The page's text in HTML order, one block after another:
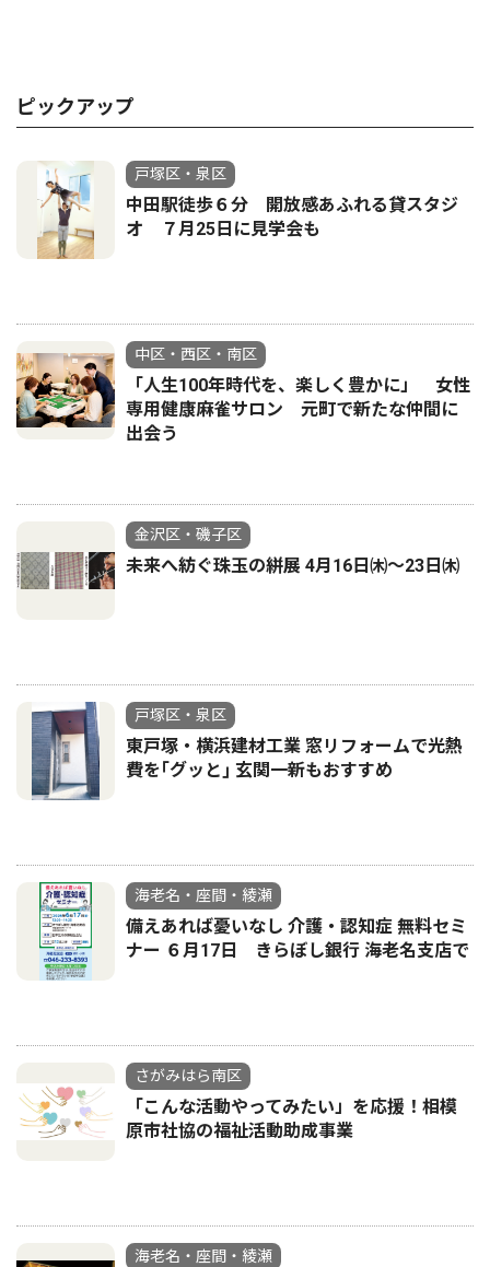
ピックアップ
戸塚区・泉区
中田駅徒歩６分 開放感あふれる貸スタジ
オ ７月25日に見学会も
中区・西区・南区
「人生100年時代を、楽しく豊かに」 女性
専用健康麻雀サロン 元町で新たな仲間に
出会う
金沢区・磯子区
未来へ紡ぐ珠玉の絣展 4月16日㈭～23日㈭
戸塚区・泉区
東戸塚・横浜建材工業 窓リフォームで光熱
費を｢グッと｣ 玄関一新もおすすめ
海老名・座間・綾瀬
備えあれば憂いなし 介護・認知症 無料セミ
ナー ６月17日 きらぼし銀行 海老名支店で
さがみはら南区
「こんな活動やってみたい」を応援！相模
原市社協の福祉活動助成事業
海老名・座間・綾瀬